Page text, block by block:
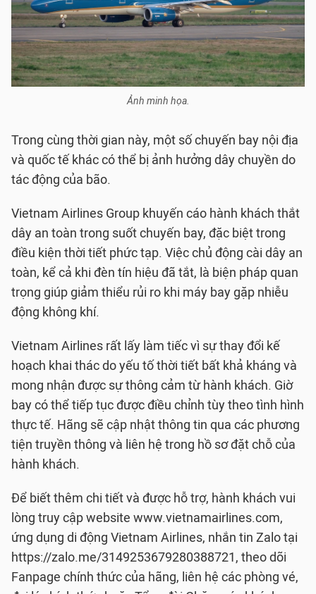
Ảnh minh họa.
Trong cùng thời gian này, một số chuyến bay nội địa
và quốc tế khác có thể bị ảnh hưởng dây chuyền do
tác động của bão.
Vietnam Airlines Group khuyến cáo hành khách thắt
dây an toàn trong suốt chuyến bay, đặc biệt trong
điều kiện thời tiết phức tạp. Việc chủ động cài dây an
toàn, kể cả khi đèn tín hiệu đã tắt, là biện pháp quan
trọng giúp giảm thiểu rủi ro khi máy bay gặp nhiễu
động không khí.
Vietnam Airlines rất lấy làm tiếc vì sự thay đổi kế
hoạch khai thác do yếu tố thời tiết bất khả kháng và
mong nhận được sự thông cảm từ hành khách. Giờ
bay có thể tiếp tục được điều chỉnh tùy theo tình hình
thực tế. Hãng sẽ cập nhật thông tin qua các phương
tiện truyền thông và liên hệ trong hồ sơ đặt chỗ của
hành khách.
Để biết thêm chi tiết và được hỗ trợ, hành khách vui
lòng truy cập website www.vietnamairlines.com,
ứng dụng di động Vietnam Airlines, nhắn tin Zalo tại
https://zalo.me/3149253679280388721, theo dõi
Fanpage chính thức của hãng, liên hệ các phòng vé,